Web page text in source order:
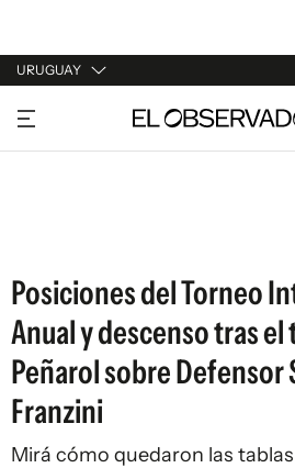
URUGUAY
URUGUAY
ARGENTINA
Posiciones del Torneo
Anual y descenso tras
Peñarol sobre Defensor
Franzini
Mirá cómo quedaron las